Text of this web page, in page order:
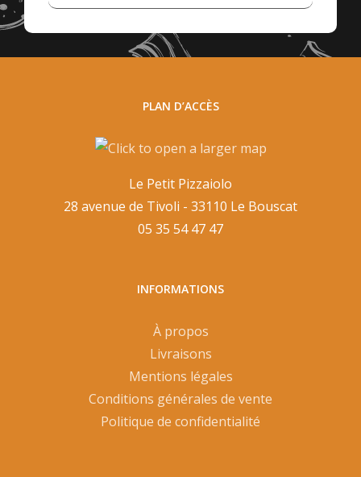
PLAN D’ACCÈS
Le Petit Pizzaiolo
28 avenue de Tivoli - 33110 Le Bouscat
05 35 54 47 47
INFORMATIONS
À propos
Livraisons
Mentions légales
Conditions générales de vente
Politique de confidentialité